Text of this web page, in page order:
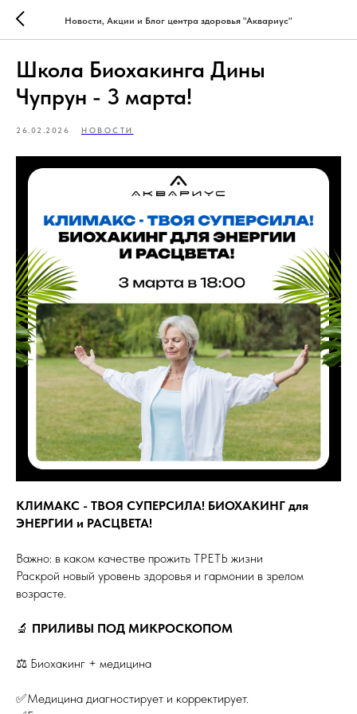
Новости, Акции и Блог центра здоровья "Аквариус"
Школа Биохакинга Дины
Чупрун - 3 марта!
26.02.2026 НОВОСТИ
КЛИМАКС - ТВОЯ СУПЕРСИЛА! БИОХАКИНГ для
ЭНЕРГИИ и РАСЦВЕТА!
Важно: в каком качестве прожить ТРЕТЬ жизни
Раскрой новый уровень здоровья и гармонии в зрелом
возрасте.
🔬 ПРИЛИВЫ ПОД МИКРОСКОПОМ
⚖️ Биохакинг + медицина
✅Медицина диагностирует и корректирует.